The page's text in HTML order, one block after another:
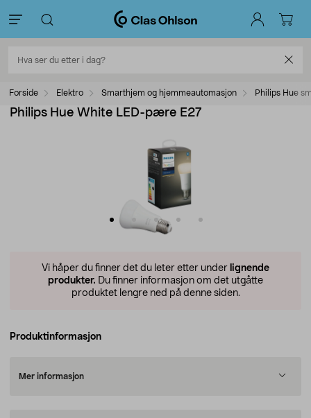
Forside Elektro Smarthjem og hjemmeautomasjon Philips Hue
Philips Hue White LED-pære E27
Vi håper du finner det du leter etter under lignende
produkter. Du finner informasjon om det utgåtte
produktet lengre ned på denne siden.
Produktinformasjon
Mer informasjon